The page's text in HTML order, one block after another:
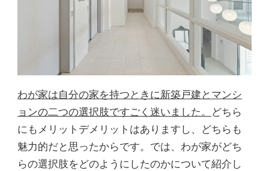
わが家は自分の家を持つときに新築戸建とマンシ
ョンの二つの選択肢ですごく迷いました。 どちら
にもメリットデメリットはありますし、どちらも
魅力的だと思ったからです。では、わが家がどち
らの選択肢をどのようにしたのかについて紹介し